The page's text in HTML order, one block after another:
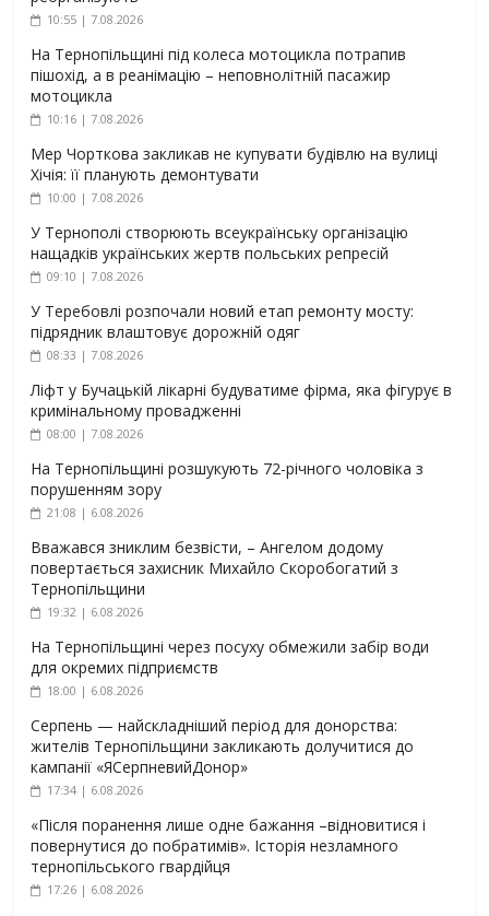
10:55 | 7.08.2026
На Тернопільщині під колеса мотоцикла потрапив
пішохід, а в реанімацію – неповнолітній пасажир
мотоцикла
10:16 | 7.08.2026
Мер Чорткова закликав не купувати будівлю на вулиці
Хічія: її планують демонтувати
10:00 | 7.08.2026
У Тернополі створюють всеукраїнську організацію
нащадків українських жертв польських репресій
09:10 | 7.08.2026
У Теребовлі розпочали новий етап ремонту мосту:
підрядник влаштовує дорожній одяг
08:33 | 7.08.2026
Ліфт у Бучацькій лікарні будуватиме фірма, яка фігурує в
кримінальному провадженні
08:00 | 7.08.2026
На Тернопільщині розшукують 72-річного чоловіка з
порушенням зору
21:08 | 6.08.2026
Вважався зниклим безвісти, – Ангелом додому
повертається захисник Михайло Скоробогатий з
Тернопільщини
19:32 | 6.08.2026
На Тернопільщині через посуху обмежили забір води
для окремих підприємств
18:00 | 6.08.2026
Серпень — найскладніший період для донорства:
жителів Тернопільщини закликають долучитися до
кампанії «ЯСерпневийДонор»
17:34 | 6.08.2026
«Після поранення лише одне бажання –відновитися і
повернутися до побратимів». Історія незламного
тернопільського гвардійця
17:26 | 6.08.2026